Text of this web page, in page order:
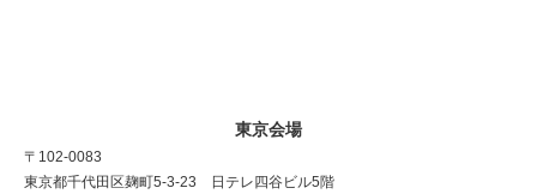
東京会場
〒102-0083
東京都千代田区麹町5-3-23 日テレ四谷ビル5階